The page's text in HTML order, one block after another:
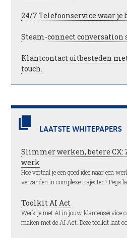
24/7 Telefoonservice waar je
Steam-connect conversation
Klantcontact uitbesteden
touch.
LAATSTE WHITEPAPERS
Slimmer werken, betere CX:
werk
Hoe vertaal je een goed idee naar een
verzanden in complexe trajecten? Pega
Toolkit AI Act
Werk je met AI in jouw klantenservice
maken met de AI Act. Deze toolkit laat